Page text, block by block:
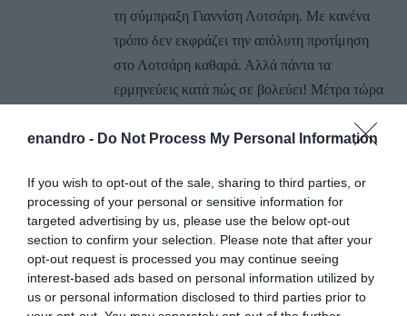
enandro - Do Not Process My Personal Information
If you wish to opt-out of the sale, sharing to third parties, or
processing of your personal or sensitive information for
targeted advertising by us, please use the below opt-out
section to confirm your selection. Please note that after your
opt-out request is processed you may continue seeing
interest-based ads based on personal information utilized by
us or personal information disclosed to third parties prior to
τη σύμπραξη Γιαννίση Λοτσάρη. Με κανένα
τρόπο δεν εκφράζει την απόλυτη προτίμηση
στο Λοτσάρη καθαρά. Αλλά πάντα τα
ερμηνεύεις κατά πώς σε βολεύει! Μέτρα τώρα
Καλή η εξήγηση σας. Έτσι είναι αν έτσι
νομίζετε. Ατυχώς για εσάς υπήρξε και
ΔΕΥΤΕΡΟΣ ΓΥΡΟΣ που πήρε ο Λοτσάρης
51% και είναι δήμαρχος όλης της Άνδρου. Το
αλλοπρόσαλλο εκλογικό σύστημα ΣΥΡΙΖΑ
τελείωσε.